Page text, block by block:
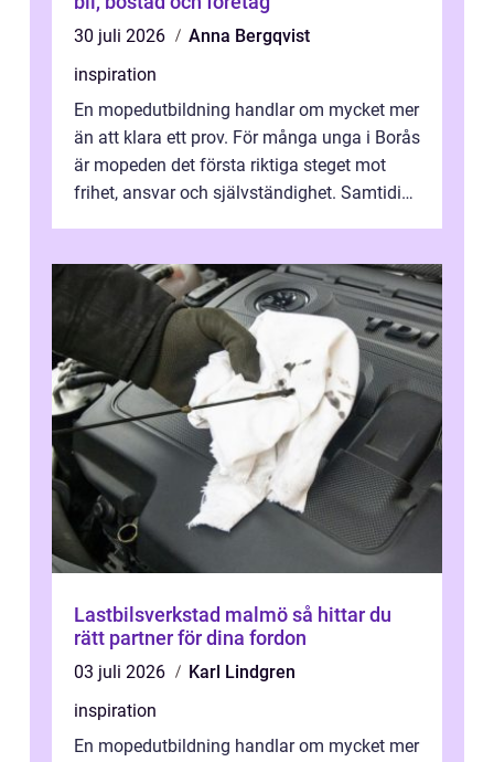
30 juli 2026
Anna Bergqvist
inspiration
En mopedutbildning handlar om mycket mer
än att klara ett prov. För många unga i Borås
är mopeden det första riktiga steget mot
frihet, ansvar och självständighet. Samtidigt
Lastbilsverkstad malmö så hittar du
rätt partner för dina fordon
03 juli 2026
Karl Lindgren
inspiration
En mopedutbildning handlar om mycket mer